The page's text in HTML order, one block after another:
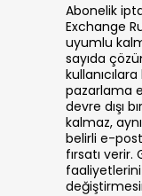
Abonelik
Exchange
uyumlu
sayıda
pazarlama
devre dışı
kalmaz,
belirli e-
fırsatı verir.